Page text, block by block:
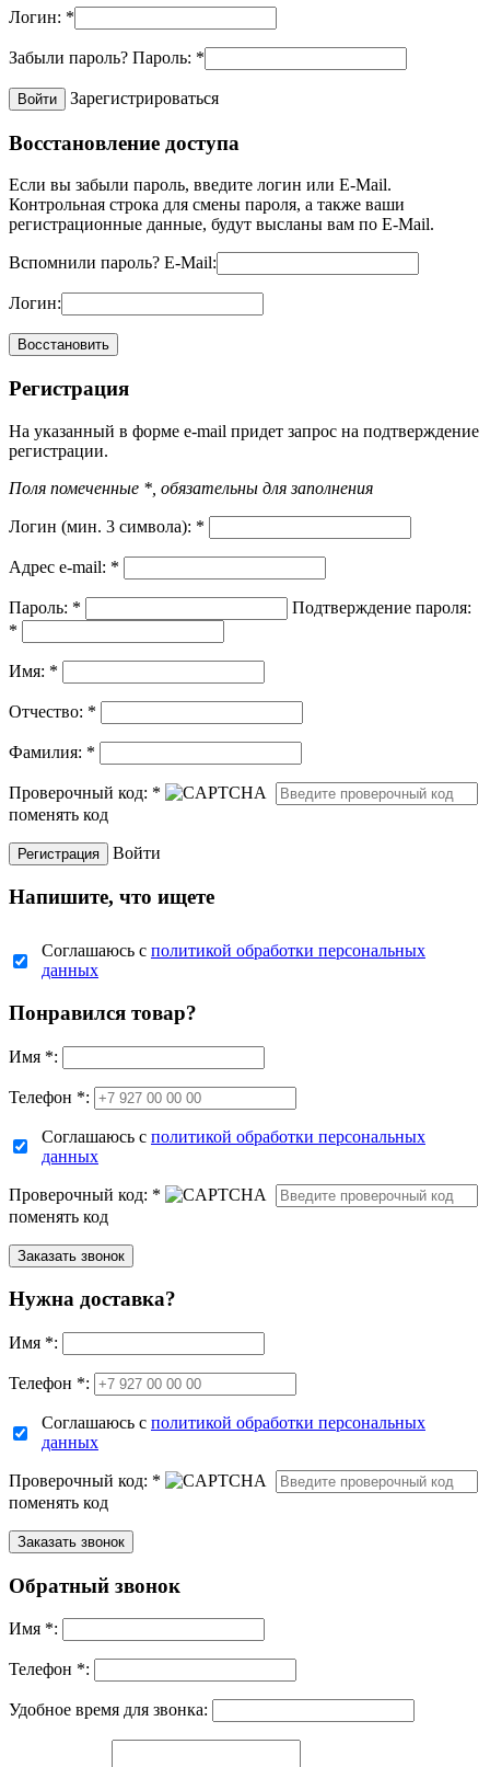
Логин: *
Забыли пароль? Пароль: *
Зарегистрироваться
Восстановление доступа
Если вы забыли пароль, введите логин или E-Mail.
Контрольная строка для смены пароля, а также ваши
регистрационные данные, будут высланы вам по E-Mail.
Вспомнили пароль? E-Mail:
Логин:
Регистрация
На указанный в форме e-mail придет запрос на подтверждение
регистрации.
Поля помеченные *, обязательны для заполнения
Логин (мин. 3 символа): *
Адрес e-mail: *
Пароль: *
Подтверждение пароля:
*
Имя: *
Отчество: *
Фамилия: *
Проверочный код: *
поменять код
Войти
Напишите, что ищете
Соглашаюсь с политикой обработки персональных
данных
Понравился товар?
Имя *:
Телефон *:
Соглашаюсь с политикой обработки персональных
данных
Проверочный код: *
поменять код
Нужна доставка?
Имя *:
Телефон *:
Соглашаюсь с политикой обработки персональных
данных
Проверочный код: *
поменять код
Обратный звонок
Имя *:
Телефон *:
Удобное время для звонка: